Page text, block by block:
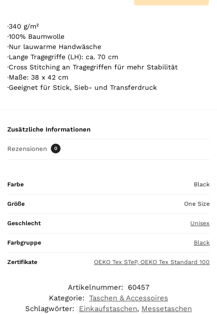
r
t
i
k
e
l
.
r
o
l
s
0
·340 g/m²
·100% Baumwolle
·Nur lauwarme Handwäsche
·Lange Tragegriffe (LH): ca. 70 cm
·Cross Stitching an Tragegriffen für mehr Stabilität
·Maße: 38 x 42 cm
·Geeignet für Stick, Sieb- und Transferdruck
Zusätzliche Informationen
Rezensionen 0
Farbe Black
Größe One Size
Geschlecht Unisex
Farbgruppe Black
Zertifikate OEKO Tex STeP, OEKO Tex Standard 100
Artikelnummer:
60457
Kategorie: Taschen & Accessoires
Schlagwörter:
Einkaufstaschen, Messetaschen